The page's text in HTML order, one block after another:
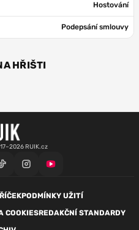
Hostování
Podepsání smlouvy
HŘIŠTI
RUIK.cz
PODMÍNKY UŽITÍ
COOKIESREDAKČNÍ STANDARDY